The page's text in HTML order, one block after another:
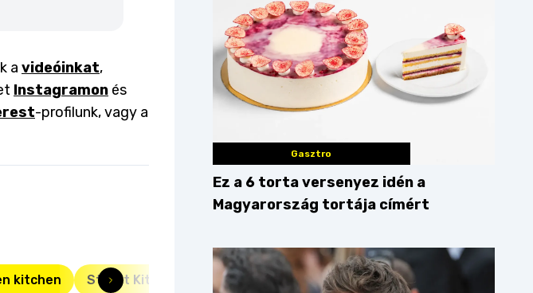
a videóinkat,
Instagramon és
-profilunk, vagy a
kitchen Street Kitchen Guide gyors étterem vegán
Gasztro
Ez a 6 torta versenyez idén a
Magyarország tortája címért